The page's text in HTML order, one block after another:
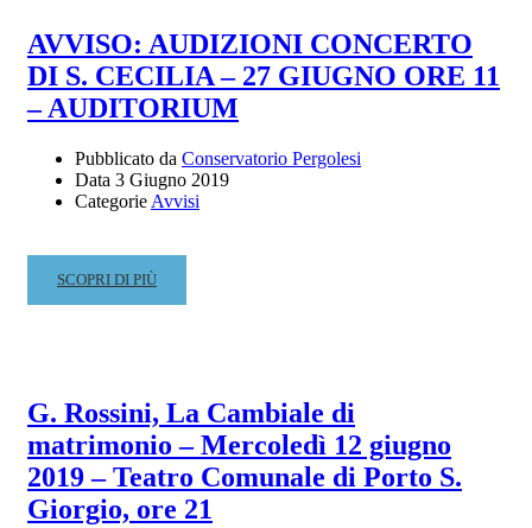
FUORI
USO
AVVISO: AUDIZIONI CONCERTO
DI S. CECILIA – 27 GIUGNO ORE 11
– AUDITORIUM
Pubblicato da Conservatorio Pergolesi
Data 3 Giugno 2019
Categorie Avvisi
READ
MORE
DI
S.
CECILIA
–
27
SCOPRI DI PIÙ
G. Rossini, La Cambiale di
matrimonio – Mercoledì 12 giugno
2019 – Teatro Comunale di Porto S.
Giorgio, ore 21